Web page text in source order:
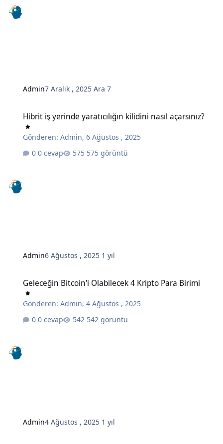
Admin7 Aralık , 2025Ara 7
Hibrit iş yerinde yaratıcılığın kilidini nasıl açarsınız?
Gönderen:Admin,6 Ağustos , 2025
0 cevap
575 görüntü
Admin6 Ağustos , 2025 1 yıl
Geleceğin Bitcoin'i Olabilecek 4 Kripto Para Birimi
Gönderen:Admin,4 Ağustos , 2025
0 cevap
542 görüntü
Admin4 Ağustos , 2025 1 yıl